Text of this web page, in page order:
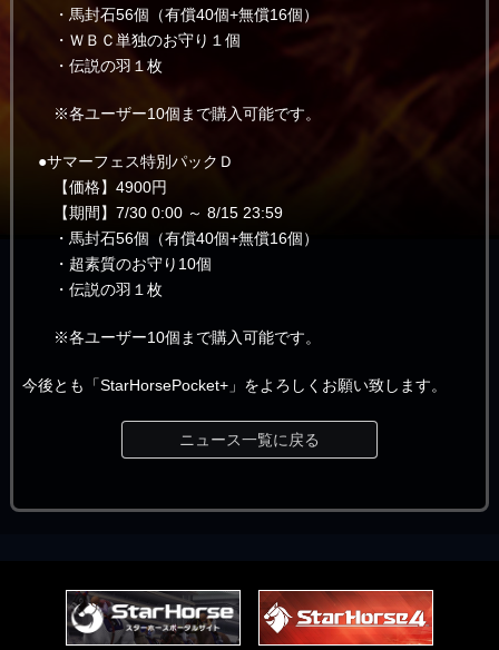
・馬封石56個（有償40個+無償16個）
・ＷＢＣ単独のお守り１個
・伝説の羽１枚
※各ユーザー10個まで購入可能です。
●サマーフェス特別パックＤ
【価格】4900円
【期間】7/30 0:00 ～ 8/15 23:59
・馬封石56個（有償40個+無償16個）
・超素質のお守り10個
・伝説の羽１枚
※各ユーザー10個まで購入可能です。
今後とも「StarHorsePocket+」をよろしくお願い致します。
ニュース一覧に戻る